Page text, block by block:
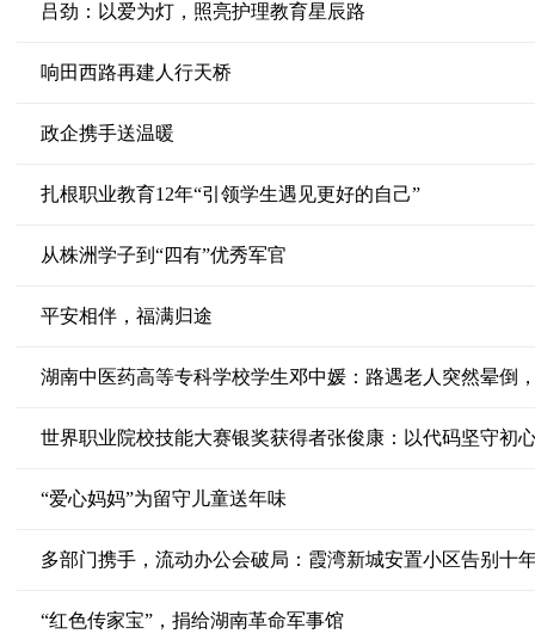
吕劲：以爱为灯，照亮护理教育星辰路
响田西路再建人行天桥
政企携手送温暖
扎根职业教育12年“引领学生遇见更好的自己”
从株洲学子到“四有”优秀军官
平安相伴，福满归途
湖南中医药高等专科学校学生邓中媛：路遇老人突然晕倒
世界职业院校技能大赛银奖获得者张俊康：以代码坚守初
“爱心妈妈”为留守儿童送年味
多部门携手，流动办公会破局：霞湾新城安置小区告别十
“红色传家宝”，捐给湖南革命军事馆